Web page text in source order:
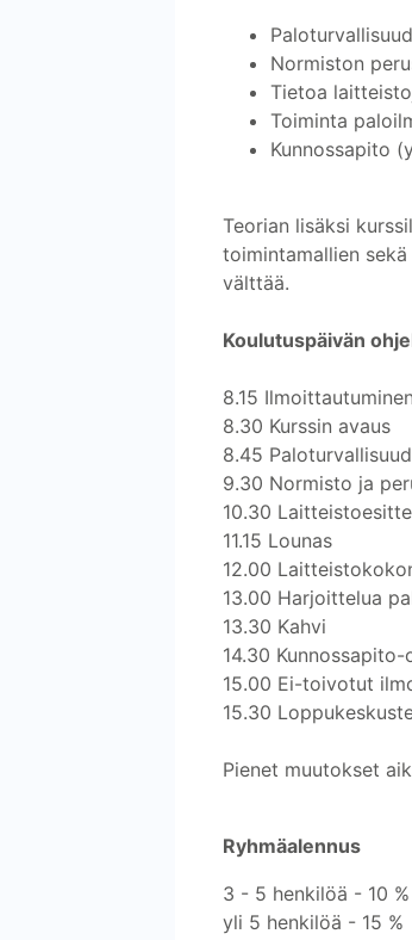
Normiston
Tietoa
Toiminta
Kunnossapito
Teorian lisäksi
toimintamallien
välttää.
Koulutuspäivän
8.15
8.30 Kurssin avaus
8.45
9.30 Normisto ja
10.30
11.15 Lounas
12.00
13.00 Harjoittelua
13.30 Kahvi
14.30
15.00 Ei-toivotut
15.30
Pienet muutokset
Ryhmäalennus
3 - 5 henkilöä - 10 %
yli 5 henkilöä - 15 %